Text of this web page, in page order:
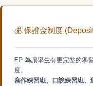
💰 保證金制度
EP 為讓學生有更完整的學
度。
寫作練習班、口說練習班、